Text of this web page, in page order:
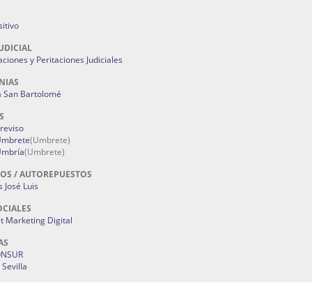
y Peritaciones Judiciales
San Bartolomé
(Umbrete)
(Umbrete)
/ AUTOREPUESTOS
José Luis
Marketing Digital